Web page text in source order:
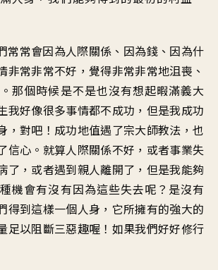
常常會因為人際關係、因為錢、因為什
非常非常不好，覺得非常非常地沮喪、
那個時候是不是也沒有想起暇滿義大
我好像很多事情都不成功，但是我成功
，對吧！成功地值遇了宗大師教法，也
信心。就算人際關係不好，或者事業失
了，或者遇到親人離開了，但是我能夠
機會有沒有因為這些失去呢？是沒有
得到這樣一個人身，它所擁有的強大的
足以阻斷三惡趣喔！如果我們好好修行